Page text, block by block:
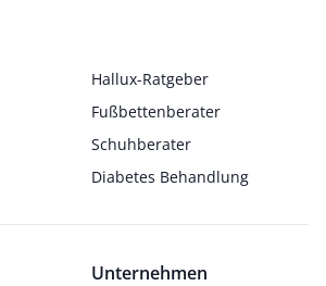
Hallux-Ratgeber
Fußbettenberater
Schuhberater
Diabetes Behandlung
Unternehmen